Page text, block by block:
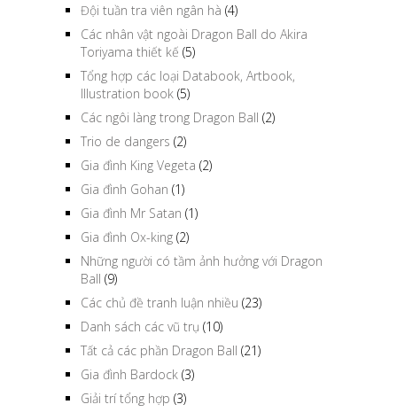
Đội tuần tra viên ngân hà (4)
Các nhân vật ngoài Dragon Ball do Akira
Toriyama thiết kế (5)
Tổng hợp các loại Databook, Artbook,
Illustration book (5)
Các ngôi làng trong Dragon Ball (2)
Trio de dangers (2)
Gia đình King Vegeta (2)
Gia đình Gohan (1)
Gia đình Mr Satan (1)
Gia đình Ox-king (2)
Những người có tầm ảnh hưởng với Dragon
Ball (9)
Các chủ đề tranh luận nhiều (23)
Danh sách các vũ trụ (10)
Tất cả các phần Dragon Ball (21)
Gia đình Bardock (3)
Giải trí tổng hợp (3)